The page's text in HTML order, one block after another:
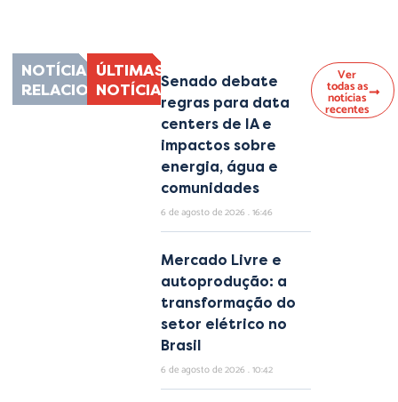
NOTÍCIAS
RELACIONADAS
ÚLTIMAS
NOTÍCIASSenado debate
regras para data
centers de IA e
impactos sobre
energia, água e
comunidades
6 de agosto de 2026 16:46
Mercado Livre e
autoprodução: a
transformação do
setor elétrico no
Brasil
6 de agosto de 2026 10:42
Ver
todas as
notícias
recentes